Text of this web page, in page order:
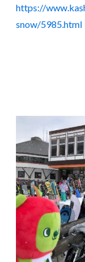
https://
snow/5985.html